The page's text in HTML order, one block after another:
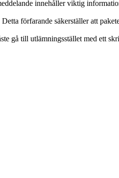
innehåller viktig
förfarande säkerställer att
gå till utlämningsstället med ett